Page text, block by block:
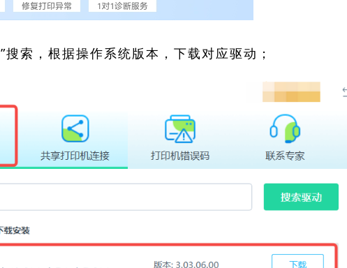
”搜索，根据操作系统版本，下载对应驱动；